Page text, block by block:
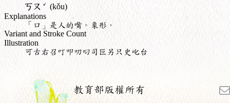
ㄎㄡ ˇ (kǒu)
Explanations
「口」是人的嘴。象形。
Variant and Stroke Count
Illustration
可古右召叮叩叨叼司叵另只史叱台
教育部版權所有